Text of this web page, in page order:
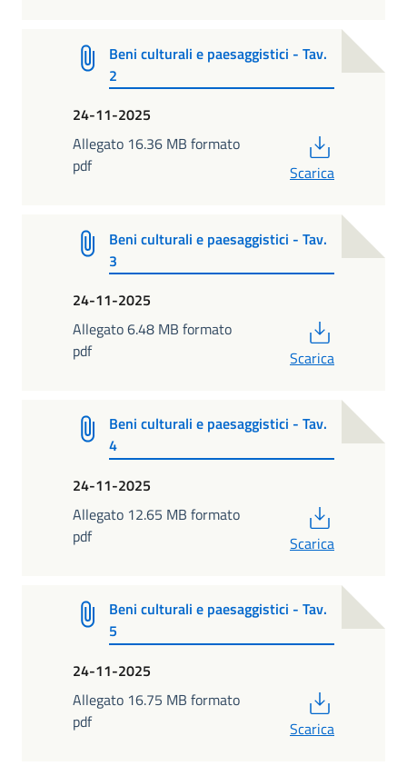
Beni culturali e paesaggistici - Tav.
2
24-11-2025
Allegato 16.36 MB formato
pdf
Scarica
Beni culturali e paesaggistici - Tav.
3
24-11-2025
Allegato 6.48 MB formato
pdf
Scarica
Beni culturali e paesaggistici - Tav.
4
24-11-2025
Allegato 12.65 MB formato
pdf
Scarica
Beni culturali e paesaggistici - Tav.
5
24-11-2025
Allegato 16.75 MB formato
pdf
Scarica